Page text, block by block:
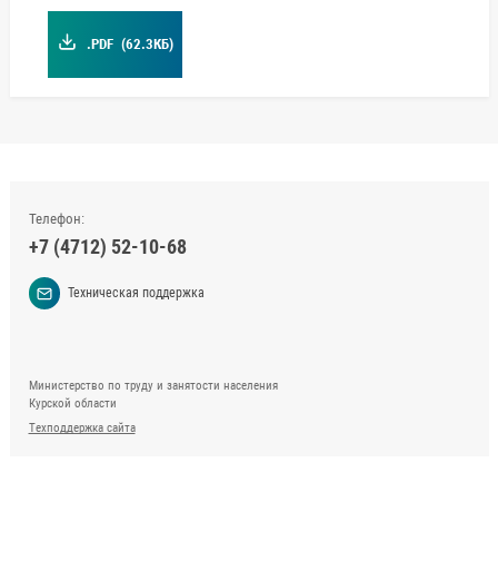
.PDF (62.3КБ)
Телефон:
+7 (4712) 52-10-68
Техническая поддержка
Министерство по труду и занятости населения
Курской области
Техподдержка сайта